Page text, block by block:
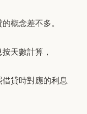
概念差不多。
天數計算，
貸時對應的利息